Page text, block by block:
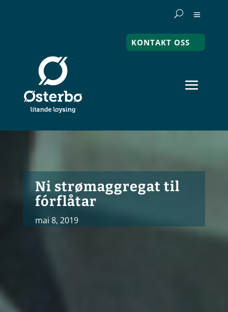
KONTAKT OSS
Ni strømaggregat til
fórflåtar
mai 8, 2019